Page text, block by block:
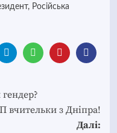
, Російська
вчительки з Дніпра!
Далі: